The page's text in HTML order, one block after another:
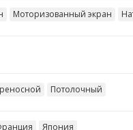
Моторизованный экран
Потолочный
Япония